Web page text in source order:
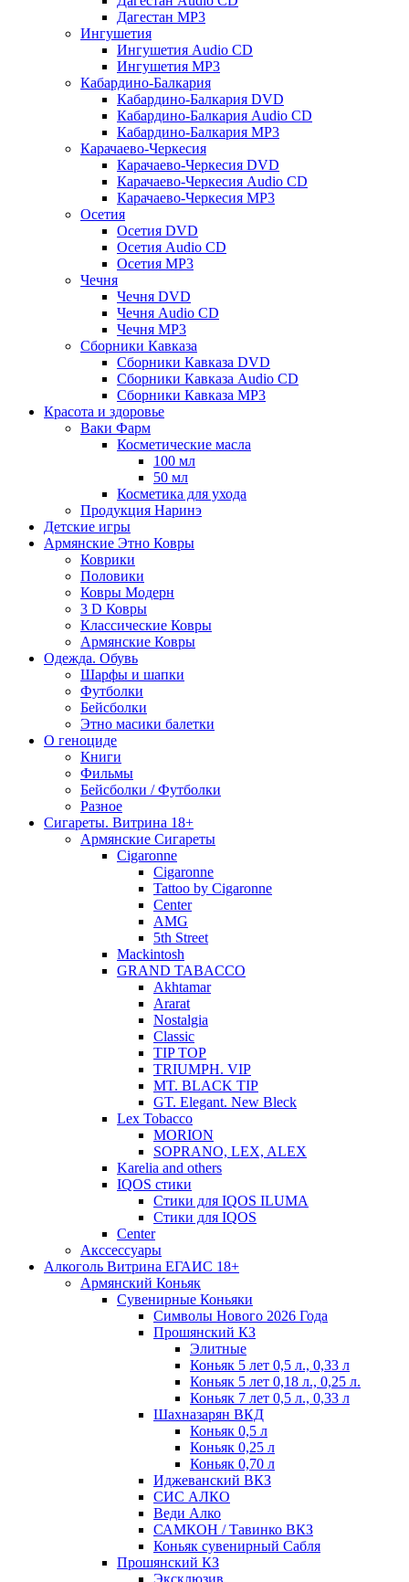
Дагестан MP3
Ингушетия
Ингушетия Audio CD
Ингушетия MP3
Кабардино-Балкария
Кабардино-Балкария DVD
Кабардино-Балкария Audio CD
Кабардино-Балкария MP3
Карачаево-Черкесия
Карачаево-Черкесия DVD
Карачаево-Черкесия Audio CD
Карачаево-Черкесия MP3
Осетия
Осетия DVD
Осетия Audio CD
Осетия MP3
Чечня
Чечня DVD
Чечня Audio CD
Чечня MP3
Сборники Кавказа
Сборники Кавказа DVD
Сборники Кавказа Audio CD
Сборники Кавказа MP3
Красота и здоровье
Ваки Фарм
Косметические масла
100 мл
50 мл
Косметика для ухода
Продукция Наринэ
Детские игры
Армянские Этно Ковры
Коврики
Половики
Ковры Модерн
3 D Ковры
Классические Ковры
Армянские Ковры
Одежда. Обувь
Шарфы и шапки
Футболки
Бейсболки
Этно масики балетки
О геноциде
Книги
Фильмы
Бейсболки / Футболки
Разное
Сигареты. Витрина 18+
Армянские Сигареты
Cigaronne
Cigaronne
Tattoo by Cigaronne
Center
AMG
5th Street
Mackintosh
GRAND TABACCO
Akhtamar
Ararat
Nostalgia
Classic
TIP TOP
TRIUMPH. VIP
MT. BLACK TIP
GT. Elegant. New Bleck
Lex Tobacco
MORION
SOPRANO, LEX, ALEX
Karelia and others
IQOS стики
Стики для IQOS ILUMA
Стики для IQOS
Сenter
Акссессуары
Алкоголь Витрина ЕГАИС 18+
Армянский Коньяк
Сувенирные Коньяки
Символы Нового 2026 Года
Прошянский КЗ
Элитные
Коньяк 5 лет 0,5 л., 0,33 л
Коньяк 5 лет 0,18 л., 0,25 л.
Коньяк 7 лет 0,5 л., 0,33 л
Шахназарян ВКД
Коньяк 0,5 л
Коньяк 0,25 л
Коньяк 0,70 л
Иджеванский ВКЗ
СИС АЛКО
Веди Алко
САМКОН / Тавинко ВКЗ
Коньяк сувенирный Сабля
Прошянский КЗ
Эксклюзив